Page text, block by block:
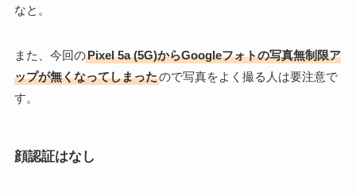
なと。
また、今回のPixel 5a (5G)からGoogleフォトの写真無制限ア
ップが無くなってしまったので写真をよく撮る人は要注意で
す。
顔認証はなし